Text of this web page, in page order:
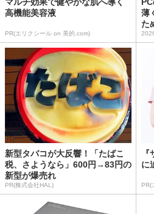
高機能美容液
PR(エリクシール on 美的.com)
薄
た
新型タバコが大反響！「たばこ
税、さようなら」600円→83円の
新型が爆売れ
PR(株式会社HAL)
に
PR(